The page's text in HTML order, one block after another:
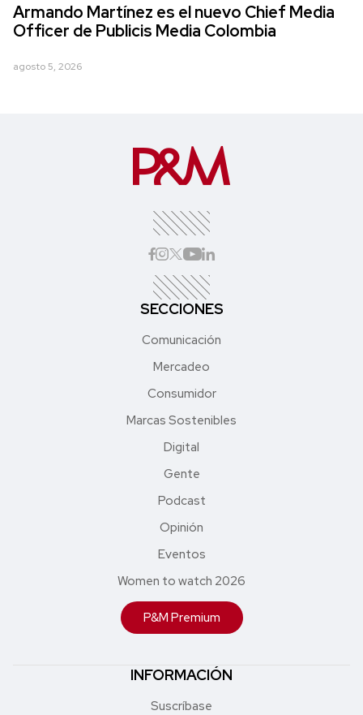
Armando Martínez es el nuevo Chief Media
Officer de Publicis Media Colombia
agosto 5, 2026
SECCIONES
Comunicación
Mercadeo
Consumidor
Marcas Sostenibles
Digital
Gente
Podcast
Opinión
Eventos
Women to watch 2026
P&M Premium
INFORMACIÓN
Suscríbase